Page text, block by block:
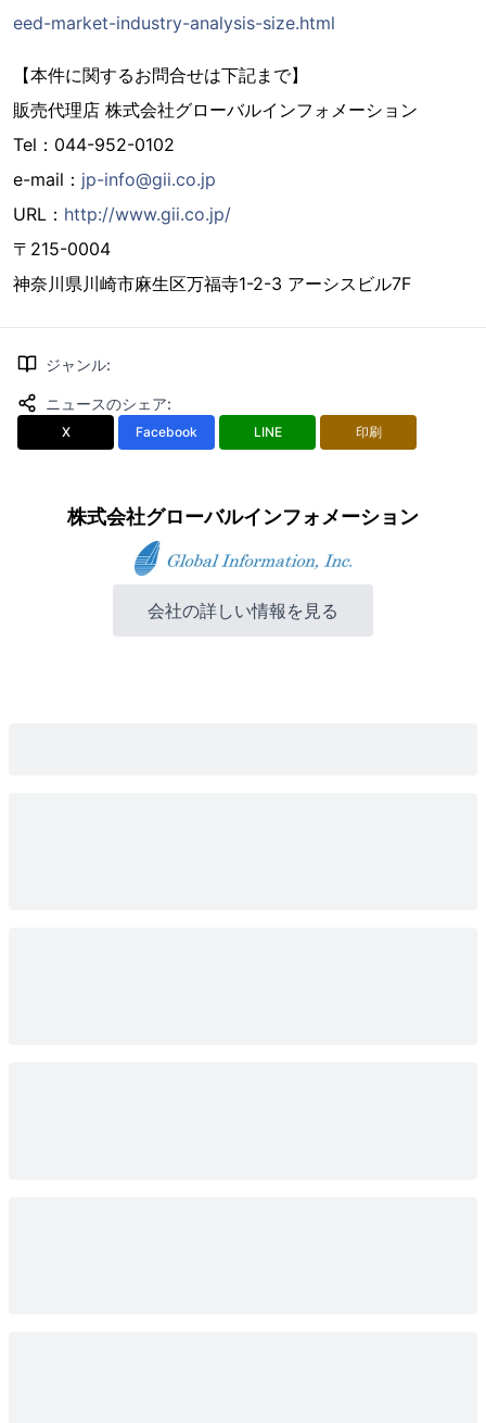
eed-market-industry-analysis-size.html
【本件に関するお問合せは下記まで】
販売代理店 株式会社グローバルインフォメーション
Tel：044-952-0102
e-mail： jp-info@gii.co.jp
URL： http://www.gii.co.jp/
〒215-0004
神奈川県川崎市麻生区万福寺1-2-3 アーシスビル7F
ジャンル:
ニュースのシェア:
X Facebook LINE 印刷
株式会社グローバルインフォメーション
会社の詳しい情報を見る